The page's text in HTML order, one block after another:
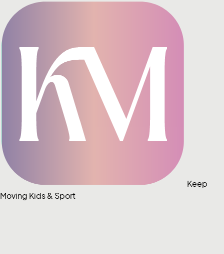
Keep
Moving Kids & Sport